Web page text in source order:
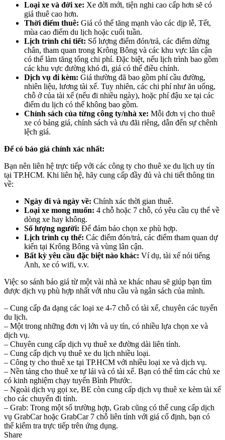
Loại xe và đời xe: Xe đời mới, tiện nghi cao cấp hơn sẽ có
giá thuê cao hơn.
Thời điểm thuê: Giá có thể tăng mạnh vào các dịp lễ, Tết,
mùa cao điểm du lịch hoặc cuối tuần.
Lịch trình chi tiết: Số lượng điểm đón/trả, các điểm dừng
chân, tham quan trong Krông Bông và các khu vực lân cận
có thể làm tăng tổng chi phí. Đặc biệt, nếu lịch trình bao gồm
các khu vực đường khó đi, giá có thể điều chỉnh.
Dịch vụ đi kèm: Giá thường đã bao gồm phí cầu đường,
nhiên liệu, lương tài xế. Tuy nhiên, các chi phí như ăn uống,
chỗ ở của tài xế (nếu đi nhiều ngày), hoặc phí đậu xe tại các
điểm du lịch có thể không bao gồm.
Chính sách của từng công ty/nhà xe: Mỗi đơn vị cho thuê
xe có bảng giá, chính sách và ưu đãi riêng, dẫn đến sự chênh
lệch giá.
Để có báo giá chính xác nhất:
Bạn nên liên hệ trực tiếp với các công ty cho thuê xe du lịch uy tín
tại TP.HCM. Khi liên hệ, hãy cung cấp đầy đủ và chi tiết thông tin
về:
Ngày đi và ngày về: Chính xác thời gian thuê.
Loại xe mong muốn: 4 chỗ hoặc 7 chỗ, có yêu cầu cụ thể về
dòng xe hay không.
Số lượng người: Để đảm bảo chọn xe phù hợp.
Lịch trình cụ thể: Các điểm đón/trả, các điểm tham quan dự
kiến tại Krông Bông và vùng lân cận.
Bất kỳ yêu cầu đặc biệt nào khác: Ví dụ, tài xế nói tiếng
Anh, xe có wifi, v.v.
Việc so sánh báo giá từ một vài nhà xe khác nhau sẽ giúp bạn tìm
được dịch vụ phù hợp nhất với nhu cầu và ngân sách của mình.
– Cung cấp đa dạng các loại xe 4-7 chỗ có tài xế, chuyên các tuyến
du lịch.
– Một trong những đơn vị lớn và uy tín, có nhiều lựa chọn xe và
dịch vụ.
– Chuyên cung cấp dịch vụ thuê xe đường dài liên tỉnh.
– Cung cấp dịch vụ thuê xe du lịch nhiều loại.
– Công ty cho thuê xe tại TP.HCM với nhiều loại xe và dịch vụ.
– Nền tảng cho thuê xe tự lái và có tài xế. Bạn có thể tìm các chủ xe
có kinh nghiệm chạy tuyến Bình Phước.
– Ngoài dịch vụ gọi xe, BE còn cung cấp dịch vụ thuê xe kèm tài xế
cho các chuyến đi tỉnh.
– Grab: Trong một số trường hợp, Grab cũng có thể cung cấp dịch
vụ GrabCar hoặc GrabCar 7 chỗ liên tỉnh với giá cố định, bạn có
thể kiểm tra trực tiếp trên ứng dụng.
Share